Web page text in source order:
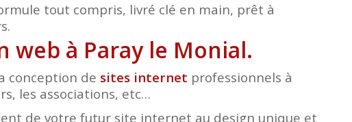
tout compris, livré clé en main, prêt à
web à Paray le Monial.
conception de sites internet professionnels à
les associations, etc…
de votre futur site internet au design unique et